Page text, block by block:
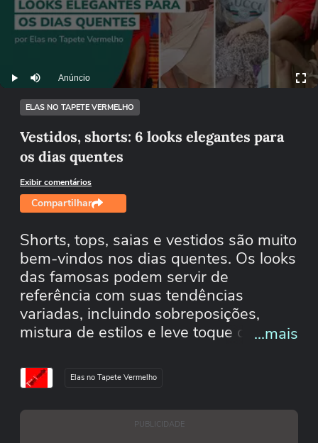
Play Mutar Anúncio
ELAS NO TAPETE VERMELHO
Vestidos, shorts: 6 looks elegantes para
os dias quentes
Exibir comentários
Compartilhar
Shorts, tops, saias e vestidos são muito
bem-vindos nos dias quentes. Os looks
das famosas podem servir de
referência com suas tendências
variadas, incluindo sobreposições,
mistura de estilos e leve toque de
produções estilosas de Flávia
Alessandra, Carla Diaz, Isabella
Fiorentino, Sasha, Maisa e Larissa
Manoela. Inspire-se:
...mais
Elas no Tapete Vermelho
PUBLICIDADE